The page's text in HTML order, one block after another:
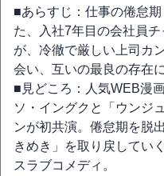
■あらすじ：仕事の倦怠
た、入社7年目の会社員チ
が、冷徹で厳しい上司カ
会い、互いの最良の存在
■見どころ：人気WEB漫
ソ・イングクと「ウンジ
ンが初共演。倦怠期を脱
きめき」を取り戻してい
スラブコメディ。